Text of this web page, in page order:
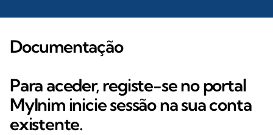
Documentação
Para aceder, registe-se no portal
MyInim inicie sessão na sua conta
existente.